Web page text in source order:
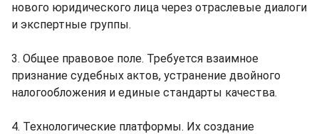
нового юридического лица через отраслевые диалоги
и экспертные группы.
3. Общее правовое поле. Требуется взаимное
признание судебных актов, устранение двойного
налогообложения и единые стандарты качества.
4. Технологические платформы. Их создание